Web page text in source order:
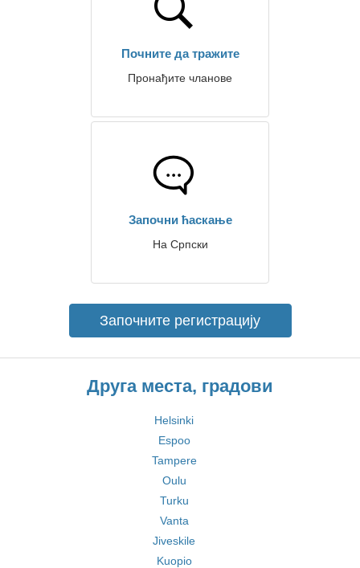
Почните да тражите
Пронађите чланове
Започни ћаскање
На Српски
Започните регистрацију
Друга места, градови
Helsinki
Espoo
Tampere
Oulu
Turku
Vanta
Jiveskile
Kuopio